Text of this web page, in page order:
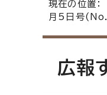
現在の位置：
月5日号
広報